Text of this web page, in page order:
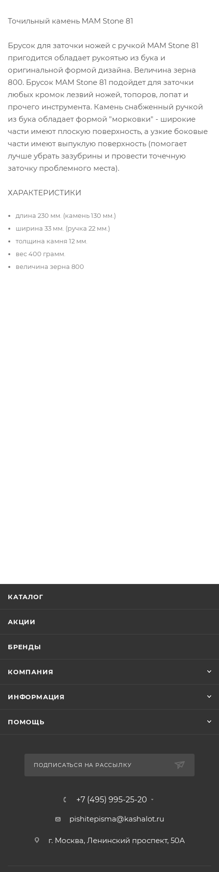
Точильный камень MAM Stone 81
Брусок для заточки ножей с ручкой MAM Stone 81
пригодится обладает рукоятью из бука и
оригинальной формой дизайна. Величина зерна
800. Брусок MAM Stone 81 подойдет для заточки
любых кромок лезвий ножей, топоров, лопат и
прочего инструмента. Камень снабженный ручкой
из бука обладает формой "морковки" - широкие
части имеют плоскую поверхность, а узкие боковые
части имеют выпуклую поверхность (помогает
лучше убрать зазубрины и провести точечную
заточку проблемного места).
ХАРАКТЕРИСТИКИ
длина 230 мм. (камень 130 мм.)
ширина 33 мм. (ручка 22 мм.)
толщина камня 12 мм.
вес 400 грамм.
величина зерна 800
КАТАЛОГ
АКЦИИ
БРЕНДЫ
КОМПАНИЯ
ИНФОРМАЦИЯ
ПОМОЩЬ
ПОДПИСАТЬСЯ НА РАССЫЛКУ
+7 (495) 995-25-20​
pishitepisma@kashalot.ru
г. Москва, Ленинский проспект, 50А​